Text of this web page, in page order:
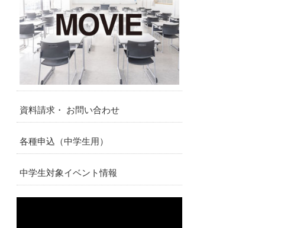
資料請求・ お問い合わせ
各種申込（中学生用）
中学生対象イベント情報